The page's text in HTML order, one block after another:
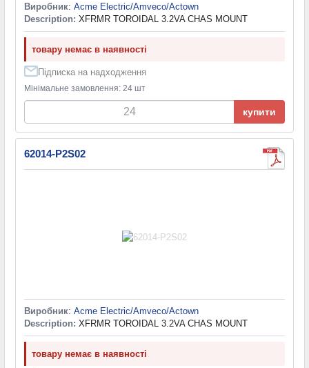
Виробник: Acme Electric/Amveco/Actown
Description: XFRMR TOROIDAL 3.2VA CHAS MOUNT
товару немає в наявності
Підписка на надходження
Мінімальне замовлення: 24 шт
купити
62014-P2S02
Виробник: Acme Electric/Amveco/Actown
Description: XFRMR TOROIDAL 3.2VA CHAS MOUNT
товару немає в наявності